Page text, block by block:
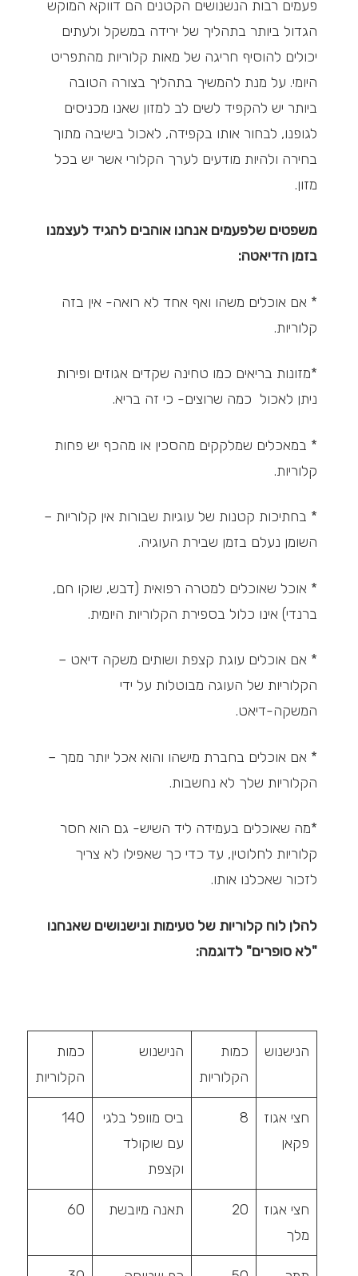
פעמים רבות הנשנושים הקטנים הם דווקא המוקש
הגדול ביותר בתהליך של ירידה במשקל ולעתים
יכולים להוסיף חריגה של מאות קלוריות מהתפריט
היומי. על מנת להמשיך בתהליך בצורה הטובה
ביותר יש להקפיד לשים לב למזון שאנו מכניסים
לגופנו, לבחור אותו בקפידה, לאכול בישיבה מתוך
בחירה ולהיות מודעים לערך הקלורי אשר יש בכל
מזון.
משפטים שלפעמים אנחנו אוהבים להגיד לעצמנו
בזמן הדיאטה:
* אם אוכלים משהו ואף אחד לא רואה- אין בזה
קלוריות.
*מזונות בריאים כמו טחינה שקדים אגוזים ופירות
ניתן לאכול כמה שרוצים- כי זה בריא.
* במאכלים שמלקקים מהסכין או מהכף יש פחות
קלוריות.
* בחתיכות קטנות של עוגיות שבורות אין קלוריות –
השומן נעלם בזמן שבירת העוגיה.
* אוכל שאוכלים למטרה רפואית (דבש, שוקו חם,
ברנדי) אינו כלול בספירת הקלוריות היומית.
* אם אוכלים עוגת קצפת ושותים משקה דיאט –
הקלוריות של העוגה מבוטלות על ידי
המשקה-דיאט.
* אם אוכלים בחברת מישהו והוא אכל יותר ממך –
הקלוריות שלך לא נחשבות.
*מה שאוכלים בעמידה ליד השיש- גם הוא חסר
קלוריות לחלוטין, עד כדי כך שאפילו לא צריך
לזכור שאכלנו אותו.
להלן לוח קלוריות של טעימות ונישנושים שאנחנו
"לא סופרים" לדוגמה:
הנישנוש
כמות
הקלוריות
הנישנוש
כמות
הקלוריות
חצי אגוז
פקאן
8
ביס מוופל בלגי
עם שוקולד
וקצפת
140
חצי אגוז
מלך
20 תאנה מיובשת 60